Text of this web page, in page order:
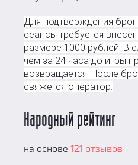
Для подтверждения
сеансы требуется
размере 1000 рублей. В
чем за 24 часа до игры
возвращается. После
свяжется оператор.
Народный рейтинг
на основе 121 отзывов